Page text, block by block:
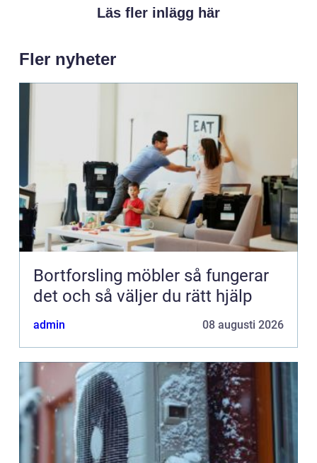
Läs fler inlägg här
Fler nyheter
Bortforsling möbler så fungerar
det och så väljer du rätt hjälp
admin 08 augusti 2026